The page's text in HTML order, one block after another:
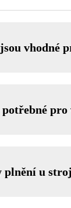
vhodné
plnění u